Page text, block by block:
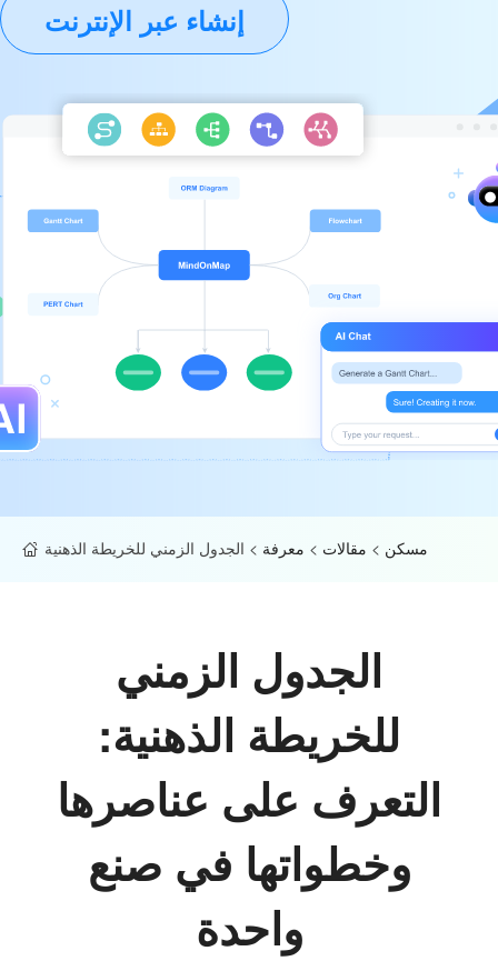
إنشاء عبر الإنترنت
مسكن > مقالات > معرفة > الجدول الزمني للخريطة الذهنية
الجدول الزمني
للخريطة الذهنية:
التعرف على عناصرها
وخطواتها في صنع
واحدة